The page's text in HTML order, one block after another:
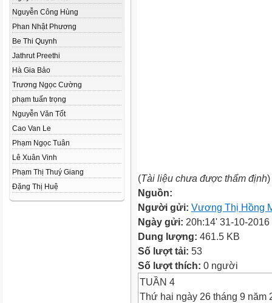
Nguyễn Công Hùng
Phan Nhật Phương
Be Thi Quynh
Jathrut Preethi
Hà Gia Bảo
Trương Ngọc Cường
phạm tuấn trọng
Nguyễn Văn Tốt
Cao Van Le
Phạm Ngọc Tuân
Lê Xuân Vinh
Phạm Thị Thuý Giang
Đặng Thị Huệ
(Tài liệu chưa được thẩm định)
Nguồn:
Người gửi: Vương Thị Hồng
Ngày gửi: 20h:14' 31-10-2016
Dung lượng: 461.5 KB
Số lượt tải: 53
Số lượt thích: 0 người
TUẦN 4
Thứ hai ngày 26 tháng 9 năm